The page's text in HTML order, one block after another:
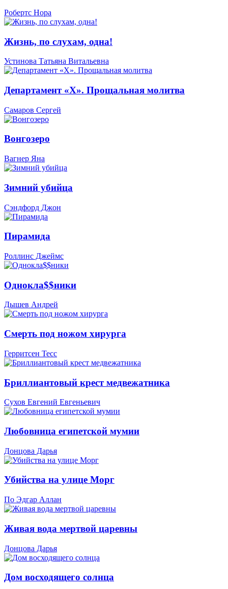
Робертс Нора
Жизнь, по слухам, одна!
Устинова Татьяна Витальевна
Департамент «Х». Прощальная молитва
Самаров Сергей
Вонгозеро
Вагнер Яна
Зимний убийца
Сэндфорд Джон
Пирамида
Роллинс Джеймс
Однокла$$ники
Дышев Андрей
Смерть под ножом хирурга
Герритсен Тесс
Бриллиантовый крест медвежатника
Сухов Евгений Евгеньевич
Любовница египетской мумии
Донцова Дарья
Убийства на улице Морг
По Эдгар Аллан
Живая вода мертвой царевны
Донцова Дарья
Дом восходящего солнца